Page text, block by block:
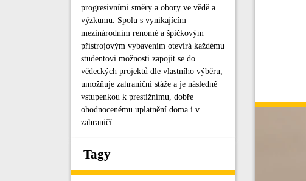
progresivními směry a obory ve vědě a
výzkumu. Spolu s vynikajícím
mezinárodním renomé a špičkovým
přístrojovým vybavením otevírá každému
studentovi možnosti zapojit se do
vědeckých projektů dle vlastního výběru,
umožňuje zahraniční stáže a je následně
vstupenkou k prestižnímu, dobře
ohodnocenému uplatnění doma i v
zahraničí.
Tagy